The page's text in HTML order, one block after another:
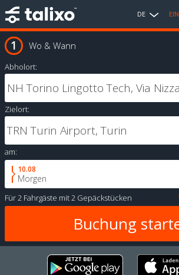
DE
Wo & Wann
Abholort:
Zielort:
am:
10.08
Morgen
Für2 Fahrgäste mit2 Gepäckstücken